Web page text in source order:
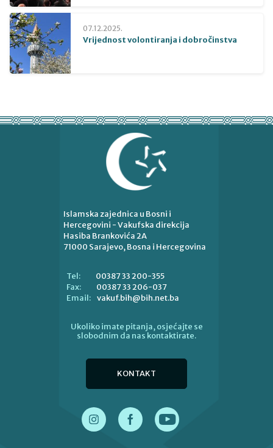
07.12.2025.
Vrijednost volontiranja i dobročinstva
Islamska zajednica u Bosni i
Hercegovini - Vakufska direkcija
Hasiba Brankovića 2A
71000 Sarajevo, Bosna i Hercegovina
Tel:
00387 33 200-355
Fax:
00387 33 206-037
Email: vakuf.bih@bih.net.ba
Ukoliko imate pitanja, osjećajte se
slobodnim da nas kontaktirate.
KONTAKT